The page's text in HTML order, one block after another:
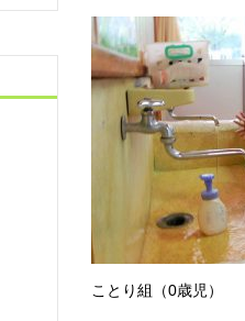
ことり組（0歳児）